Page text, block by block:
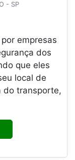
- SP
empresas
dos
que eles
local de
do transporte,